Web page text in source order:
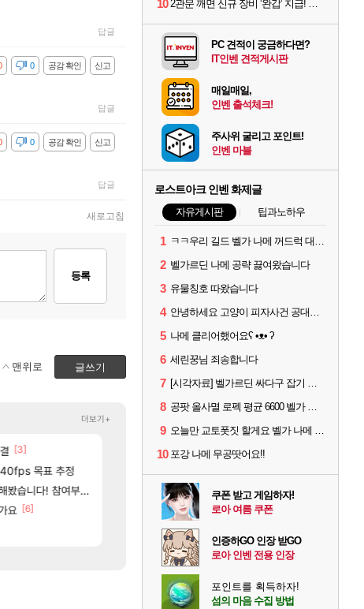
답글
신고
공감 확인
0
답글
신고
공감 확인
0
답글
새로고침
등록
글쓰기
맨위로
[80]
라고 ????
아니 뭔 샤타 안 나왔다고 진짜 화내는 사람도 있네
썬데이가 샤타가 아닌 큰 이유는 경매장 불안정때문일듯
씨발 컬프프 클릭 미스낫네 [115]
도와주세요..!
더보기+
[3]
목표 추정
참여부터 추첨까지????
요 [6]
해외겜 중국 CXMT, D램 매출 점유율 7%…글로벌 4위로 부상
리싱크드 리싱크드 1.06 패치노트 (8/5)
메모리 3사, 2027년 생산분 완판?
아스오라 아사쿠라 마이 성우 정보 및 주요 필모
10 2관문 깨면 신규 장비 ‘완갑’ 지급! 그림자 레이드 벨가르딘 공개
PC 견적이 궁금하다면?
IT인벤 견적게시판
매일매일,
인벤 출석체크!
주사위 굴리고 포인트!
인벤 마블
로스트아크 인벤 화제글
자유게시판 팁과노하우
1 ㅋㅋ우리 길드 벨가 나메 꺼드럭 대다가 싸움났다
2 벨가르딘 나메 공략 끓여왔습니다
3 유물칭호 따왔습니다
4 안녕하세요 고양이 피자사건 공대원입니다.
5 나메 클리어했어요ʕ •ᴥ• ʔ
6 세린꿍님 죄송합니다
7 [시각자료] 벨가르딘 싸다구 잡기 범위 일부
8 공팟 올사멸 로펙 평균 6600 벨가 나메 클리어
9 오늘만 교토폿짓 할게요 벨가 나메 무공쉽더라
10 포강 나메 무공땃어요!!
쿠폰 받고 게임하자!
로아 여름 쿠폰
인증하GO 인장 받GO
로아 인벤 전용 인장
포인트를 획득하자!
섬의 마음 수집 방법